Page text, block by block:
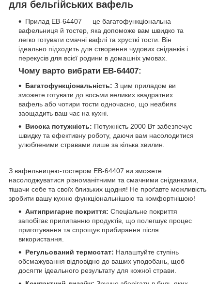
для бельгійських вафель
Прилад EB-64407 — це багатофункціональна
вафельниця й тостер, яка допоможе вам швидко та
легко готувати смачні вафлі та хрусткі тости. Він
ідеально підходить для створення чудових сніданків і
перекусів для всієї родини в домашніх умовах.
Чому варто вибрати EB-64407:
Багатофункціональність: З цим приладом ви
зможете готувати до восьми великих квадратних
вафель або чотири тости одночасно, що неабияк
заощадить ваш час на кухні.
Висока потужність: Потужність 2000 Вт забезпечує
швидку та ефективну роботу, даючи вам насолодитися
улюбленими стравами лише за кілька хвилин.
З вафельницею-тостером EB-64407 ви зможете
насолоджуватися різноманітними та смачними сніданками,
тішачи себе та своїх близьких щодня! Не проґавте можливість
зробити вашу кухню функціональнішою та комфортнішою!
Антипригарне покриття: Спеціальне покриття
запобігає прилипанню продуктів, що полегшує процес
приготування та спрощує прибирання після
використання.
Регульований термостат: Налаштуйте ступінь
обсмажування відповідно до ваших уподобань, щоб
досягти ідеального результату для кожної страви.